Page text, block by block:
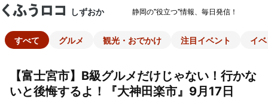
しずおか 静岡の"役立つ"情報、毎日発信！
すべて グルメ 観光・おでかけ 注目イベント イ
【富士宮市】B級グルメだけじゃない！行かな
いと後悔するよ！『大神田楽市』9月17日